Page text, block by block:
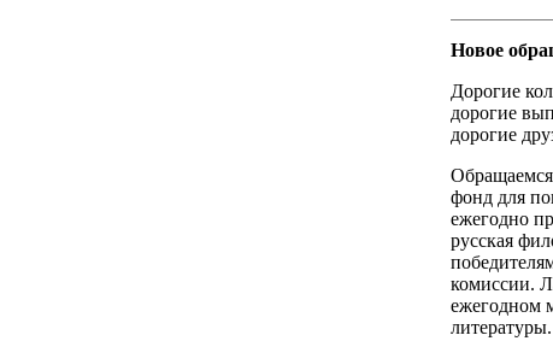
Новое
Дорогие
дорогие
дорогие
фонд для
ежегодно
русская
комиссии.
ежегодном